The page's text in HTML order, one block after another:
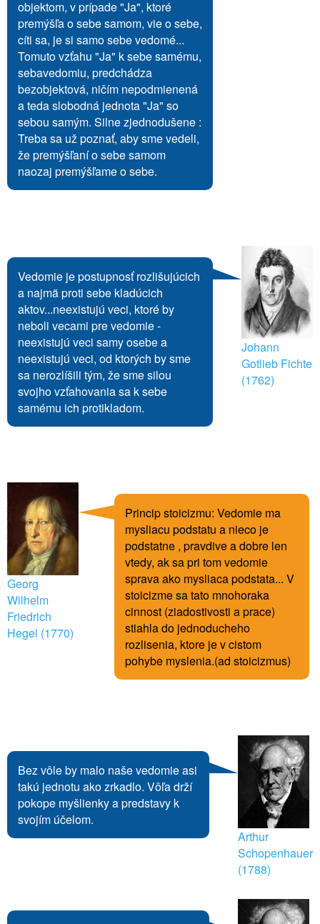
objektom, v prípade "Ja", ktoré
premýšľa o sebe samom, vie o sebe,
cíti sa, je si samo sebe vedomé...
Tomuto vzťahu "Ja" k sebe samému,
sebavedomiu, predchádza
bezobjektová, ničím nepodmienená
a teda slobodná jednota "Ja" so
sebou samým. Silne zjednodušene :
Treba sa už poznať, aby sme vedeli,
že premýšľaní o sebe samom
naozaj premýšľame o sebe.
Vedomie je postupnosť rozlišujúcich
a najmä proti sebe kladúcich
aktov...neexistujú veci, ktoré by
neboli vecami pre vedomie -
neexistujú veci samy osebe a
neexistujú veci, od ktorých by sme
sa nerozlíšili tým, že sme silou
svojho vzťahovania sa k sebe
samému ich protikladom.
Johann
Gotlieb Fichte
(1762)
Georg
Wilhelm
Friedrich
Hegel (1770)
Princip stoicizmu: Vedomie ma
mysliacu podstatu a nieco je
podstatne , pravdive a dobre len
vtedy, ak sa pri tom vedomie
sprava ako mysliaca podstata... V
stoicizme sa tato mnohoraka
cinnost (ziadostivosti a prace)
stiahla do jednoducheho
rozlisenia, ktore je v cistom
pohybe myslenia.(ad stoicizmus)
Bez vôle by malo naše vedomie asi
takú jednotu ako zrkadlo. Vôľa drží
pokope myšlienky a predstavy k
svojím účelom.
Arthur
Schopenhauer
(1788)